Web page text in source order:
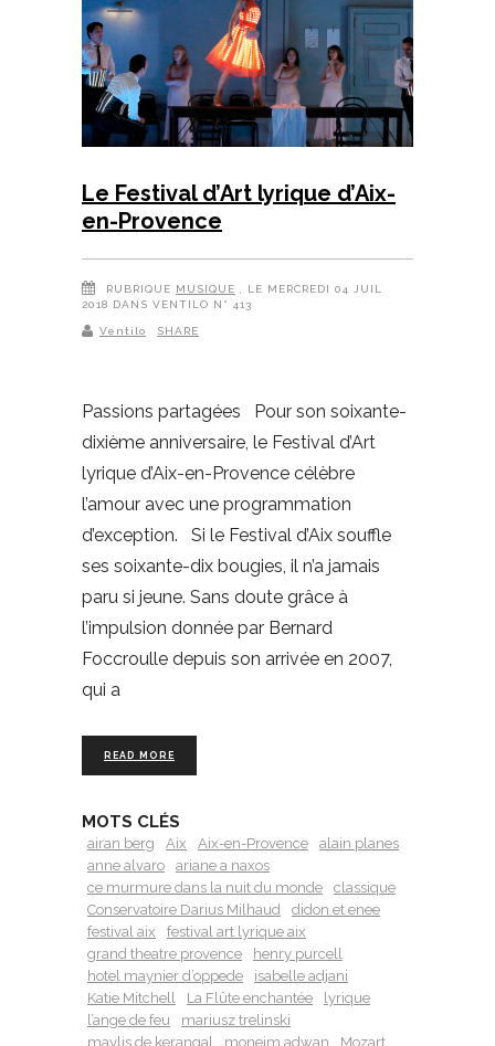
Le Festival d’Art lyrique d’Aix-
en-Provence
RUBRIQUE MUSIQUE
, LE MERCREDI 04 JUIL
2018 DANS VENTILO N° 413
Ventilo SHARE
Passions partagées Pour son soixante-
dixième anniversaire, le Festival d’Art
lyrique d’Aix-en-Provence célèbre
l’amour avec une programmation
d’exception. Si le Festival d’Aix souffle
ses soixante-dix bougies, il n’a jamais
paru si jeune. Sans doute grâce à
l’impulsion donnée par Bernard
Foccroulle depuis son arrivée en 2007,
qui a
READ MORE
MOTS CLÉS
airan berg Aix Aix-en-Provence
alain planes
anne alvaro
ariane a naxos
ce murmure dans la nuit du monde
classique
Conservatoire Darius Milhaud
didon et enee
festival aix
festival art lyrique aix
grand theatre provence
henry purcell
hotel maynier d’oppede
isabelle adjani
Katie Mitchell
La Flûte enchantée
lyrique
l’ange de feu
mariusz trelinski
maylis de kerangal
moneim adwan
Mozart